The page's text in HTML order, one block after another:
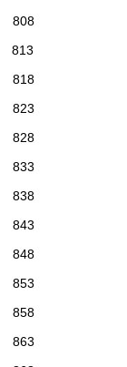
808
813
818
823
828
833
838
843
848
853
858
863